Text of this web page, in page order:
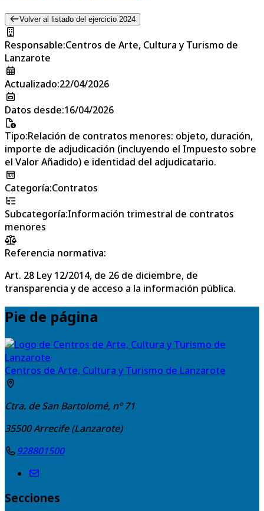
Volver al listado del ejercicio 2024
Responsable:Centros de Arte, Cultura y Turismo de
Lanzarote
Actualizado:22/04/2026
Datos desde:16/04/2026
Tipo:Relación de contratos menores: objeto, duración,
importe de adjudicación (incluyendo el Impuesto sobre
el Valor Añadido) e identidad del adjudicatario.
Categoría:Contratos
Subcategoría:Información trimestral de contratos
menores
Referencia normativa:
Art. 28 Ley 12/2014, de 26 de diciembre, de
transparencia y de acceso a la información pública.
Pie de página
Centros de Arte, Cultura y Turismo de Lanzarote
Ctra. de San Bartolomé, nº 71
35500Arrecife (Lanzarote)
928801500
Secciones